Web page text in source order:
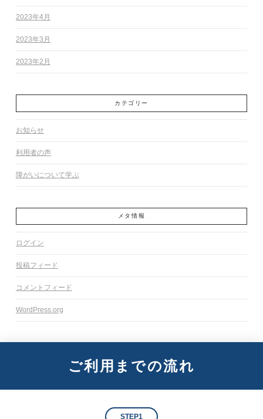
2023年4月
2023年3月
2023年2月
カテゴリー
お知らせ
利用者の声
障がいについて学ぶ
メタ情報
ログイン
投稿フィード
コメントフィード
WordPress.org
ご利用までの流れ
STEP1